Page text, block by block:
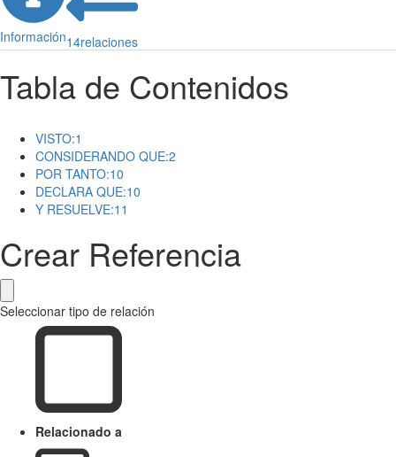
Información14relaciones
Tabla de Contenidos
VISTO:1
CONSIDERANDO QUE:2
POR TANTO:10
DECLARA QUE:10
Y RESUELVE:11
Crear Referencia
Seleccionar tipo de relación
Relacionado a